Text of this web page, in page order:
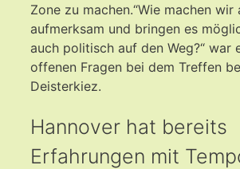
Zone zu machen.“Wie machen wir
aufmerksam und bringen es
auch politisch auf den Weg?“ war
offenen Fragen bei dem Treffen
Deisterkiez.
Hannover hat bereits
Erfahrungen mit